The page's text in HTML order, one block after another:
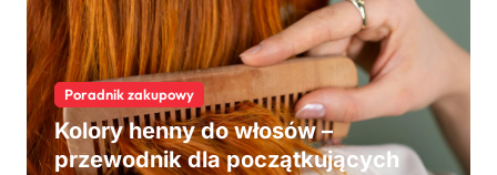
Poradnik zakupowy
Kolory henny do włosów –
przewodnik dla początkujących